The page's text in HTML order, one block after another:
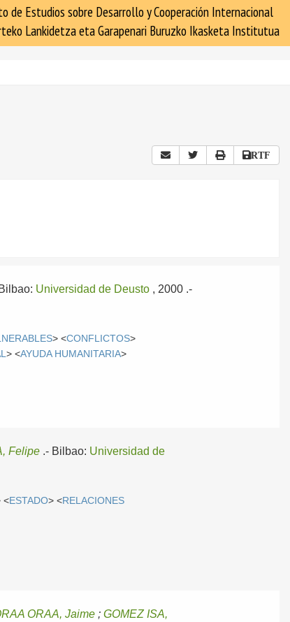
de Estudios sobre Desarrollo y Cooperación Internacional
Lankidetza eta Garapenari Buruzko Ikasketa Institutua
RTF
Bilbao: Universidad de Deusto , 2000 .-
> <CONFLICTOS>
> <AYUDA HUMANITARIA>
Felipe .- Bilbao: Universidad de
<ESTADO> <RELACIONES
ORAA, Jaime ;GOMEZ ISA,